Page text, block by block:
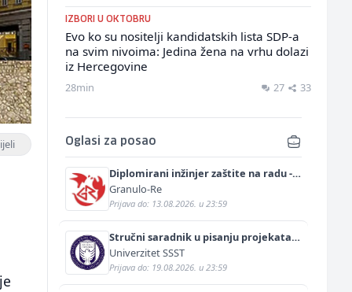
IZBORI U OKTOBRU
Evo ko su nositelji kandidatskih lista SDP-a
na svim nivoima: Jedina žena na vrhu dolazi
iz Hercegovine
28min 27 33
Oglasi za posao
Diplomirani inžinjer zaštite na radu -
Bachelor inžinjer sigurnosti i pomoći
(m/ž)
Granulo-Re
Prijava do: 13.08.2026. u 23:59
Stručni saradnik u pisanju projekata
(m/ž)
Univerzitet SSST
Prijava do: 19.08.2026. u 23:59